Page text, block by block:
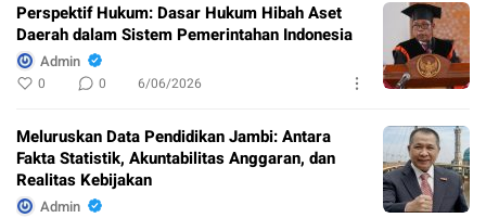
Perspektif Hukum: Dasar Hukum Hibah Aset
Daerah dalam Sistem Pemerintahan Indonesia
Admin
0 0 6/06/2026
Meluruskan Data Pendidikan Jambi: Antara
Fakta Statistik, Akuntabilitas Anggaran, dan
Realitas Kebijakan
Admin